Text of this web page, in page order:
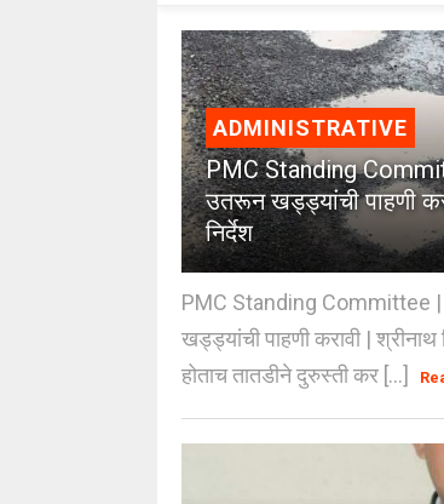
ADMINISTRATIVE
PMC Standing
उतरून खड्ड्यांची पाहणी
निर्देश
PMC Standing Committee |
खड्ड्यांची पाहणी करावी | श्रीनाथ
होताच तातडीने दुरुस्ती कर [...]